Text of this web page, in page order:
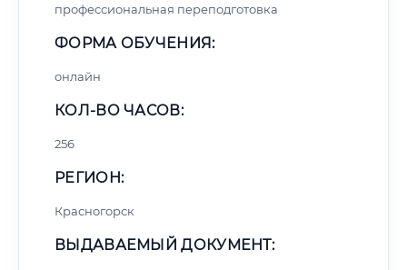
профессиональная переподготовка
ФОРМА ОБУЧЕНИЯ:
онлайн
КОЛ-ВО ЧАСОВ:
256
РЕГИОН:
Красногорск
ВЫДАВАЕМЫЙ ДОКУМЕНТ: